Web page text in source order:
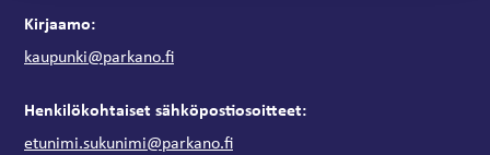
Kirjaamo:
kaupunki@parkano.fi
Henkilökohtaiset sähköpostiosoitteet:
etunimi.sukunimi@parkano.fi